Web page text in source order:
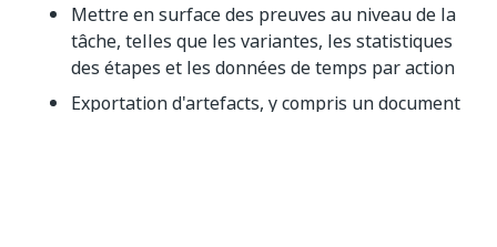
Mettre en surface des preuves au niveau de la
tâche, telles que les variantes, les statistiques
des étapes et les données de temps par action
Exportation d'artefacts, y compris un document